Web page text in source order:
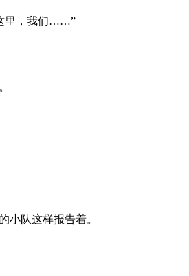
里，我们……”
小队这样报告着。